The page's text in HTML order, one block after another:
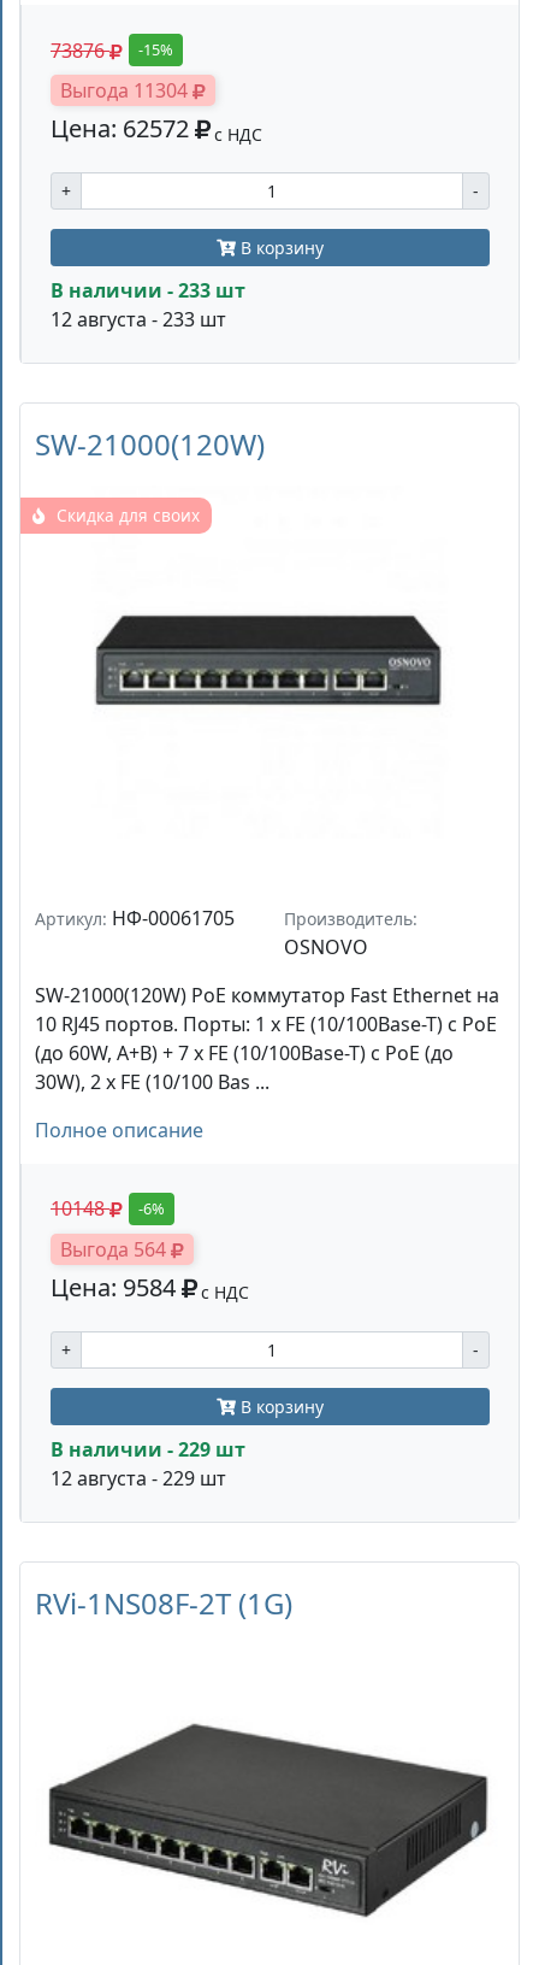
73876 -15%
Выгода 11304
Цена: 62572 с НДС
+ -
В корзину
В наличии - 233 шт
12 августа - 233 шт
SW-21000(120W)
Скидка для своих
Артикул: НФ-00061705 Производитель:
OSNOVO
SW-21000(120W) PoE коммутатор Fast Ethernet на
10 RJ45 портов. Порты: 1 x FE (10/100Base-T) с PoE
(до 60W, A+B) + 7 x FE (10/100Base-T) с PoE (до
30W), 2 x FE (10/100 Bas ...
Полное описание
10148 -6%
Выгода 564
Цена: 9584 с НДС
+ -
В корзину
В наличии - 229 шт
12 августа - 229 шт
RVi-1NS08F-2T (1G)